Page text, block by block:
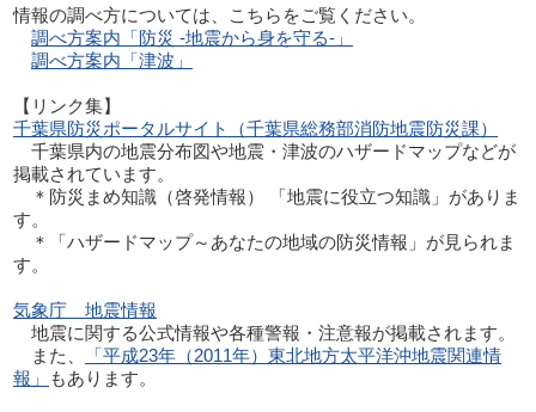
情報の調べ方については、こちらをご覧ください。
調べ方案内「防災 -地震から身を守る-」
調べ方案内「津波」
【リンク集】
千葉県防災ポータルサイト（千葉県総務部消防地震防災課）
千葉県内の地震分布図や地震・津波のハザードマップなどが
掲載されています。
＊防災まめ知識（啓発情報） 「地震に役立つ知識」がありま
す。
＊「ハザードマップ～あなたの地域の防災情報」が見られま
す。
気象庁 地震情報
地震に関する公式情報や各種警報・注意報が掲載されます。
また、
「平成23年（2011年）東北地方太平洋沖地震関連情
報」
もあります。